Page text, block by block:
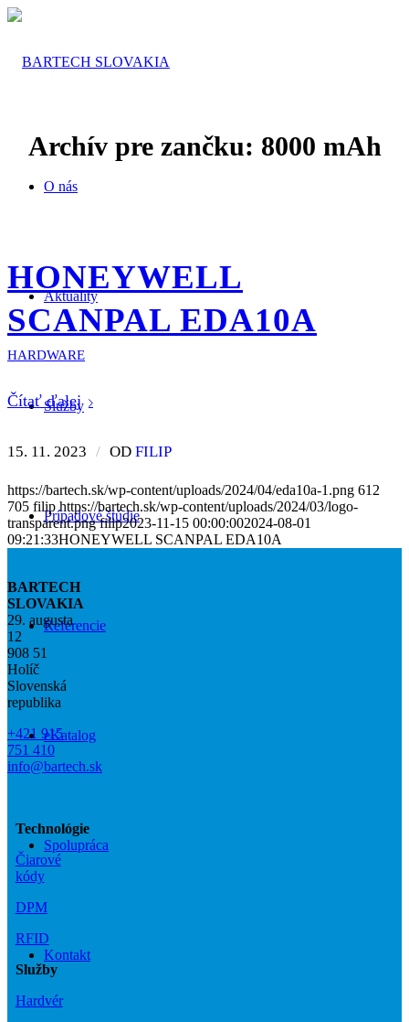
O nás
Aktuality
Služby
Prípadové štúdie
Referencie
eKatalog
Spolupráca
Kontakt
Archív pre zančku: 8000 mAh
HONEYWELL
SCANPAL EDA10A
HARDWARE
Čítať ďalej
15. 11. 2023 / OD FILIP
https://bartech.sk/wp-content/uploads/2024/04/eda10a-1.png 612
705 filip https://bartech.sk/wp-content/uploads/2024/03/logo-
transparent.png filip2023-11-15 00:00:002024-08-01
09:21:33HONEYWELL SCANPAL EDA10A
BARTECH
SLOVAKIA
29. augusta
12
908 51
Holíč
Slovenská
republika
+421 915
751 410
info@bartech.sk
Technológie
Čiarové
kódy
DPM
RFID
Služby
Hardvér